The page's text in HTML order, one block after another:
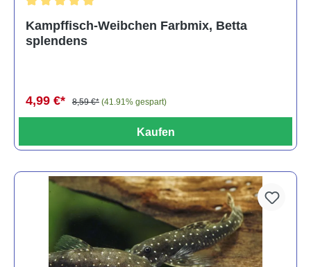
Kampffisch-Weibchen Farbmix, Betta
splendens
4,99 €* 8,59 €* (41.91% gespart)
Kaufen